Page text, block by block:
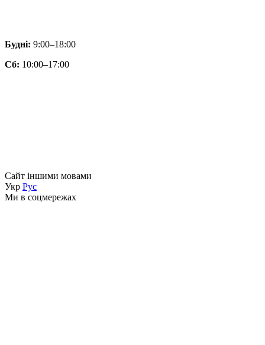
Будні: 9:00–18:00
Сб: 10:00–17:00
Сайт іншими мовами
Укр Рус
Ми в соцмережах